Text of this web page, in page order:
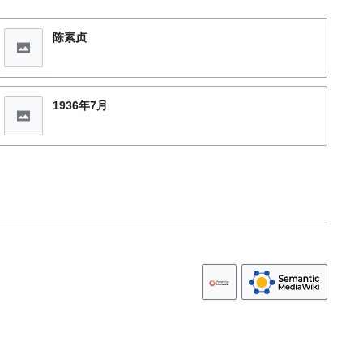
陈素贞
1936年7月